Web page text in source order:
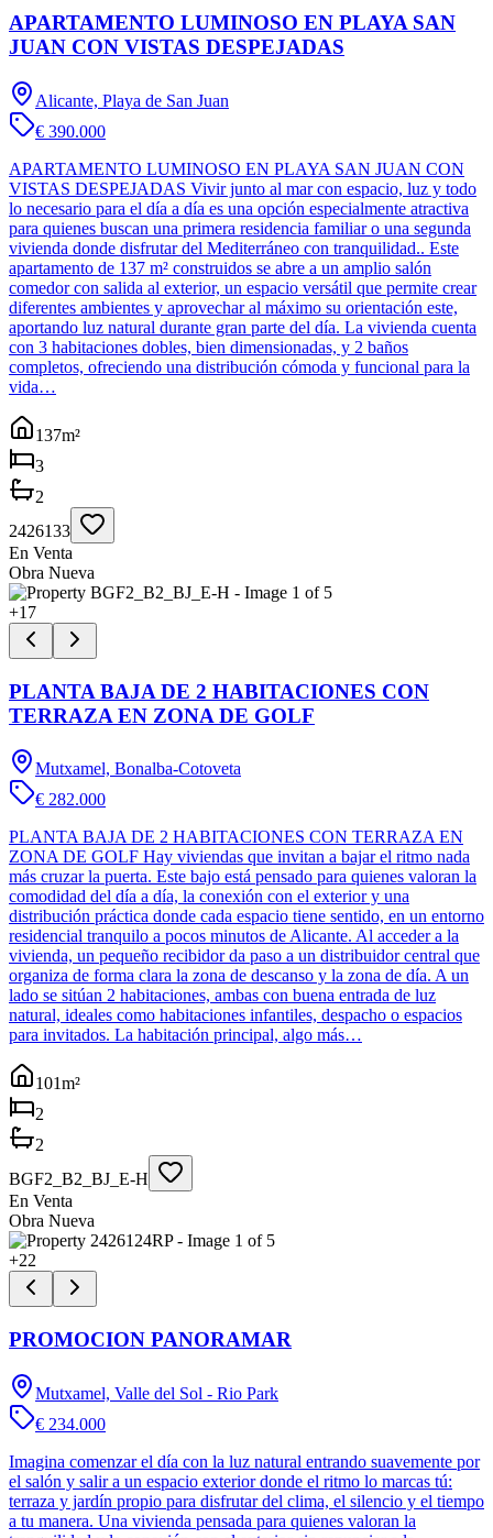
APARTAMENTO LUMINOSO EN PLAYA SAN
JUAN CON VISTAS DESPEJADAS
Alicante, Playa de San Juan
€ 390.000
APARTAMENTO LUMINOSO EN PLAYA SAN JUAN CON
VISTAS DESPEJADAS Vivir junto al mar con espacio, luz y todo
lo necesario para el día a día es una opción especialmente atractiva
para quienes buscan una primera residencia familiar o una segunda
vivienda donde disfrutar del Mediterráneo con tranquilidad.. Este
apartamento de 137 m² construidos se abre a un amplio salón
comedor con salida al exterior, un espacio versátil que permite crear
diferentes ambientes y aprovechar al máximo su orientación este,
aportando luz natural durante gran parte del día. La vivienda cuenta
con 3 habitaciones dobles, bien dimensionadas, y 2 baños
completos, ofreciendo una distribución cómoda y funcional para la
vida…
137m²
3
2
2426133
En Venta
Obra Nueva
+17
PLANTA BAJA DE 2 HABITACIONES CON
TERRAZA EN ZONA DE GOLF
Mutxamel, Bonalba-Cotoveta
€ 282.000
PLANTA BAJA DE 2 HABITACIONES CON TERRAZA EN
ZONA DE GOLF Hay viviendas que invitan a bajar el ritmo nada
más cruzar la puerta. Este bajo está pensado para quienes valoran la
comodidad del día a día, la conexión con el exterior y una
distribución práctica donde cada espacio tiene sentido, en un entorno
residencial tranquilo a pocos minutos de Alicante. Al acceder a la
vivienda, un pequeño recibidor da paso a un distribuidor central que
organiza de forma clara la zona de descanso y la zona de día. A un
lado se sitúan 2 habitaciones, ambas con buena entrada de luz
natural, ideales como habitaciones infantiles, despacho o espacios
para invitados. La habitación principal, algo más…
101m²
2
2
BGF2_B2_BJ_E-H
En Venta
Obra Nueva
+22
PROMOCION PANORAMAR
Mutxamel, Valle del Sol - Rio Park
€ 234.000
Imagina comenzar el día con la luz natural entrando suavemente por
el salón y salir a un espacio exterior donde el ritmo lo marcas tú:
terraza y jardín propio para disfrutar del clima, el silencio y el tiempo
a tu manera. Una vivienda pensada para quienes valoran la